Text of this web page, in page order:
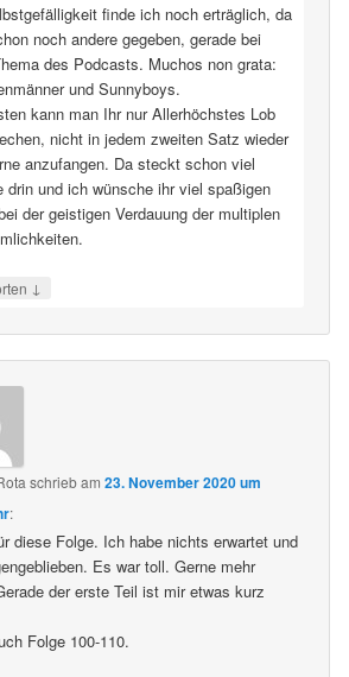
finde ich noch erträglich, da
noch andere gegeben, gerade bei
des Podcasts. Muchos non grata:
und Sunnyboys.
kann man Ihr nur Allerhöchstes Lob
nicht in jedem zweiten Satz wieder
anzufangen. Da steckt schon viel
drin und ich wünsche ihr viel spaßigen
der geistigen Verdauung der multiplen
↓
schriebam23. November 2020 um
:
diese Folge. Ich habe nichts erwartet und
Es war toll. Gerne mehr
der erste Teil ist mir etwas kurz
Folge 100-110.